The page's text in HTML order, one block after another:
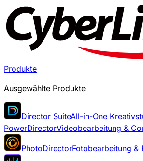
Produkte
Ausgewählte Produkte
Director SuiteAll-in-One
PowerDirectorVideobearbeitung &
PhotoDirectorFotobearbeitung &